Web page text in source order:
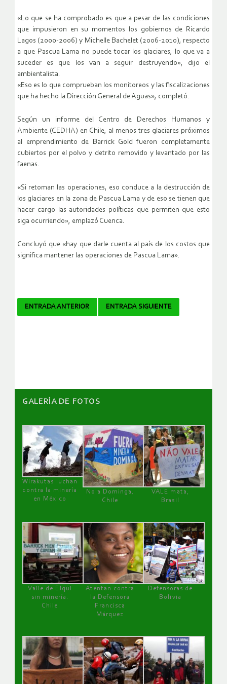
«Lo que se ha comprobado es que a pesar de las condiciones
que impusieron en su momentos los gobiernos de Ricardo
Lagos (2000-2006) y Michelle Bachelet (2006-2010), respecto
a que Pascua Lama no puede tocar los glaciares, lo que va a
suceder es que los van a seguir destruyendo», dijo el
ambientalista.
«Eso es lo que comprueban los monitoreos y las fiscalizaciones
que ha hecho la Dirección General de Aguas», completó.
Según un informe del Centro de Derechos Humanos y
Ambiente (CEDHA) en Chile, al menos tres glaciares próximos
al emprendimiento de Barrick Gold fueron completamente
cubiertos por el polvo y detrito removido y levantado por las
faenas.
«Si retoman las operaciones, eso conduce a la destrucción de
los glaciares en la zona de Pascua Lama y de eso se tienen que
hacer cargo las autoridades políticas que permiten que esto
siga ocurriendo», emplazó Cuenca.
Concluyó que «hay que darle cuenta al país de los costos que
significa mantener las operaciones de Pascua Lama».
Navegador
ENTRADA ANTERIOR ENTRADA SIGUIENTE
GALERÌA DE FOTOS
Wirakutas luchan
contra la minería
en México
No a Dominga,
Chile
VALE mata,
Brasil
Valle de Elqui
sin minería.
Chile
Atentan contra
la Defensora
Francisca
Márquez
Defensoras de
Bolivia